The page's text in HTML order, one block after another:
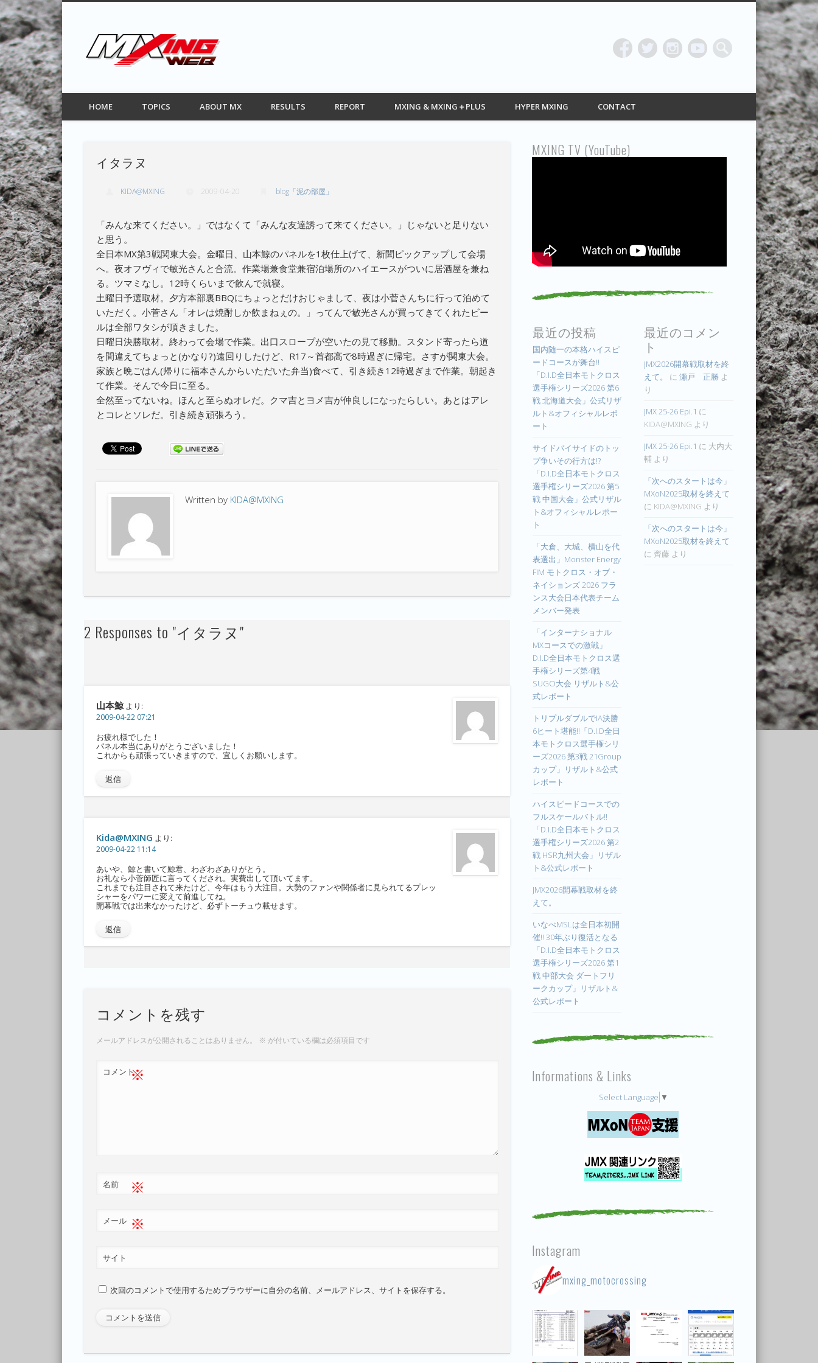
MXING web モトクロス情報 MOTOCROSSING
モトクロス情報サイト
FacebookTwitterPinterest Vimeo
HOME TOPICS ABOUT MX RESULTS REPORT MXING & MXING＋PLUS HYPER MXING CONTACT
イタラヌ
KIDA@MXING 2009-04-20 blog「泥の部屋」
「みんな来てください。」ではなくて「みんな友達誘って来てください。」じゃないと足りない
と思う。
全日本MX第3戦関東大会。金曜日、山本鯨のパネルを1枚仕上げて、新聞ピックアップして会場
へ。夜オフヴィで敏光さんと合流。作業場兼食堂兼宿泊場所のハイエースがついに居酒屋を兼ね
る。ツマミなし。12時くらいまで飲んで就寝。
土曜日予選取材。夕方本部裏BBQにちょっとだけおじゃまして、夜は小菅さんちに行って泊めて
いただく。小菅さん「オレは焼酎しか飲まねぇの。」ってんで敏光さんが買ってきてくれたビー
ルは全部ワタシが頂きました。
日曜日決勝取材。終わって会場で作業。出口スロープが空いたの見て移動。スタンド寄ったら道
を間違えてちょっと(かなり?)遠回りしたけど、R17～首都高で8時過ぎに帰宅。さすが関東大会。
家族と晩ごはん(帰りに福本さんからいただいた弁当)食べて、引き続き12時過ぎまで作業。朝起き
て作業。そんで今日に至る。
全然至ってないね。ほんと至らぬオレだ。クマ吉とヨメ吉が仲良しになったらしい。あとはアレ
とコレとソレだ。引き続き頑張ろう。
Written by KIDA@MXING
2 Responses to "イタラヌ"
山本鯨 より:
2009-04-22 07:21
お疲れ様でした！
パネル本当にありがとうございました！
これからも頑張っていきますので、宜しくお願いします。
返信
Kida@MXING より:
2009-04-22 11:14
あいや、鯨と書いて鯨君、わざわざありがとう。
お礼なら小菅師匠に言ってくだされ。実費出して頂いてます。
これまでも注目されて来たけど、今年はもう大注目。大勢のファンや関係者に見られてるプレッ
シャーをパワーに変えて前進してね。
開幕戦では出来なかったけど、必ずトーチュウ載せます。
返信
コメントを残す
メールアドレスが公開されることはありません。 ※ が付いている欄は必須項目です
コメント※
名前 ※
メール ※
サイト
次回のコメントで使用するためブラウザーに自分の名前、メールアドレス、サイトを保存する。
MXING TV (YouTube)
最近の投稿
国内随一の本格ハイスピ
ードコースが舞台!!
「D.I.D全日本モトクロス
選手権シリーズ2026 第6
戦 北海道大会」公式リザ
ルト&オフィシャルレポ
ート
サイドバイサイドのトッ
プ争いその行方は!?
「D.I.D全日本モトクロス
選手権シリーズ2026 第5
戦 中国大会」公式リザル
ト&オフィシャルレポー
ト
「大倉、大城、横山を代
表選出」Monster Energy
FIM モトクロス・オブ・
ネイションズ 2026 フラ
ンス大会日本代表チーム
メンバー発表
「インターナショナル
MXコースでの激戦」
D.I.D全日本モトクロス選
手権シリーズ第4戦
SUGO大会 リザルト&公
式レポート
トリプルダブルでIA決勝
6ヒート堪能!!「D.I.D全日
本モトクロス選手権シリ
ーズ2026 第3戦 21Group
カップ」リザルト&公式
レポート
ハイスピードコースでの
フルスケールバトル!!
「D.I.D全日本モトクロス
選手権シリーズ2026 第2
戦 HSR九州大会」リザル
ト&公式レポート
JMX2026開幕戦取材を終
えて。
いなべMSLは全日本初開
催!! 30年ぶり復活となる
「D.I.D全日本モトクロス
選手権シリーズ2026 第1
戦 中部大会 ダートフリ
ークカップ」リザルト&
公式レポート
最近のコメン
ト
JMX2026開幕戦取材を終
えて。
に 瀬戸 正勝 よ
り
JMX 25-26 Epi.1 に
KIDA@MXING より
JMX 25-26 Epi.1 に 大内大
輔 より
「次へのスタートは今」
MXoN2025取材を終えて
に KIDA@MXING より
「次へのスタートは今」
MXoN2025取材を終えて
に 齊藤 より
Informations & Links
Select Language ▼
Instagram
mxing_motocrossing